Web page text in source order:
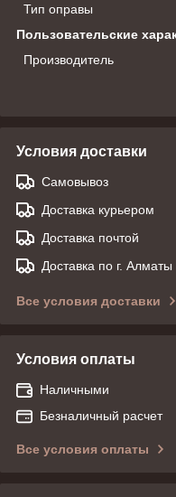
Тип оправы
Пользовательские
Производитель
Условия доставки
Самовывоз
Доставка курьером
Доставка почтой
Доставка по г. Алматы
Все условия доставки
Условия оплаты
Наличными
Безналичный расчет
Все условия оплаты